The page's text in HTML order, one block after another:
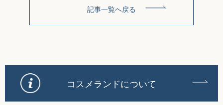
記事一覧へ戻る
コスメランドについて